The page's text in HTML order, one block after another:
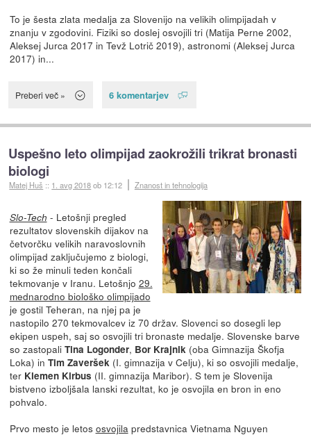
To je šesta zlata medalja za Slovenijo na velikih olimpijadah v
znanju v zgodovini. Fiziki so doslej osvojili tri (Matija Perne 2002,
Aleksej Jurca 2017 in Tevž Lotrič 2019), astronomi (Aleksej Jurca
2017) in...
Preberi več » 6 komentarjev
Uspešno leto olimpijad zaokrožili trikrat bronasti
biologi
Matej Huš :: 1. avg 2018ob 12:12 Znanost in tehnologija
Slo-Tech - Letošnji pregled
rezultatov slovenskih dijakov na
četvorčku velikih naravoslovnih
olimpijad zaključujemo z biologi,
ki so že minuli teden končali
tekmovanje v Iranu. Letošnjo 29.
mednarodno biološko olimpijado
je gostil Teheran, na njej pa je
nastopilo 270 tekmovalcev iz 70 držav. Slovenci so dosegli lep
ekipen uspeh, saj so osvojili tri bronaste medalje. Slovenske barve
so zastopali Tina Logonder, Bor Krajnik (oba Gimnazija Škofja
Loka) in Tim Zaveršek (I. gimnazija v Celju), ki so osvojili medalje,
ter Klemen Kirbus (II. gimnazija Maribor). S tem je Slovenija
bistveno izboljšala lanski rezultat, ko je osvojila en bron in eno
pohvalo.
Prvo mesto je letos osvojila predstavnica Vietnama Nguyen